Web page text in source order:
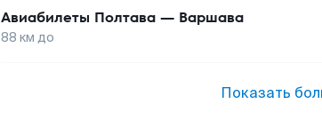
Авиабилеты Полтава — Варшава
88 км до
Показать